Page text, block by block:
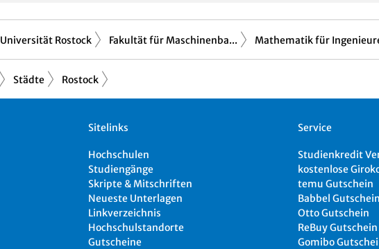
Universität Rostock Fakultät für Maschinenba... Mathematik für
Städte Rostock
Sitelinks
Hochschulen
Studiengänge
Skripte & Mitschriften
Neueste Unterlagen
Linkverzeichnis
Hochschulstandorte
Gutscheine
Service
Studienkredit
kostenlose
temu Gutschein
Babbel Gutschein
Otto Gutschein
ReBuy Gutschein
Gomibo